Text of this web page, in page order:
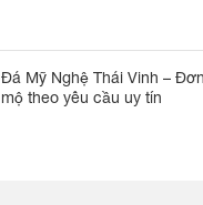
Đá Mỹ Nghệ Thái Vinh –
mộ theo yêu cầu uy tín